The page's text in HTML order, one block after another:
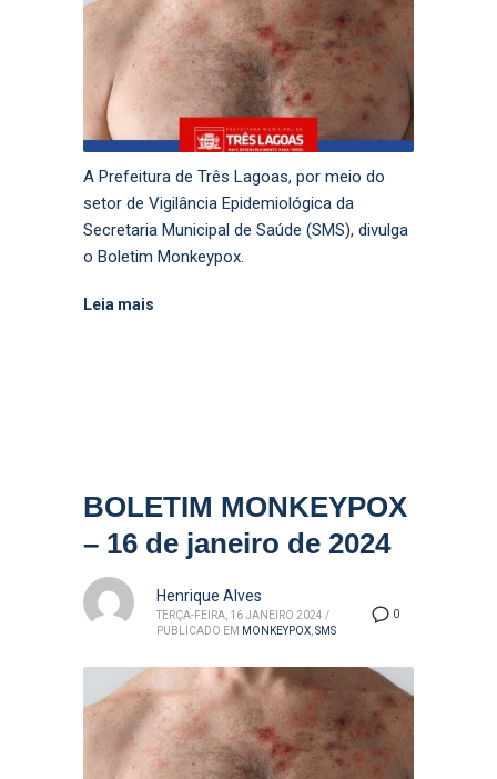
A Prefeitura de Três Lagoas, por meio do
setor de Vigilância Epidemiológica da
Secretaria Municipal de Saúde (SMS), divulga
o Boletim Monkeypox.
Leia mais
BOLETIM MONKEYPOX
– 16 de janeiro de 2024
0
Henrique Alves
TERÇA-FEIRA, 16 JANEIRO 2024 /
PUBLICADO EM MONKEYPOX SMS